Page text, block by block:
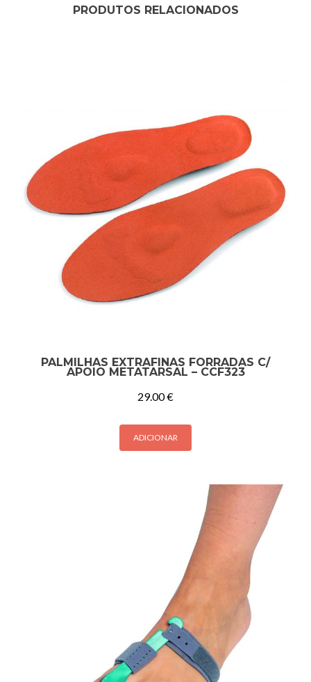
PRODUTOS RELACIONADOS
PALMILHAS EXTRAFINAS FORRADAS C/
APOIO METATARSAL – CCF323
29.00€
ADICIONAR